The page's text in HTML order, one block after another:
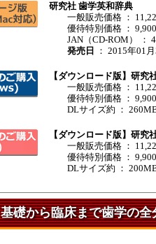
研究社 歯学英和辞典
一般販売価格 ：
優待特別価格 ： 9,900
JAN（CD-ROM） ：
発売日
： 2015年01
【ダウンロード版】研究
一般販売価格 ：
優待特別価格 ： 9,900
DLサイズ約 ：
【ダウンロード版】研究
一般販売価格 ：
優待特別価格 ： 9,900
DLサイズ約 ：
基礎から臨床まで歯学の全